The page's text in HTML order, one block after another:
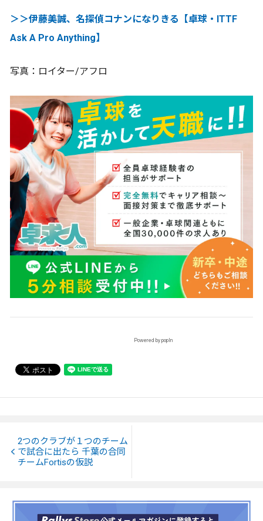
＞＞伊藤美誠、名探偵コナンになりきる【卓球・ITTF
Ask A Pro Anything】
写真：ロイター/アフロ
Powered by popIn
2つのクラブが１つのチーム
で試合に出たら 千葉の合同
チームFortisの仮説